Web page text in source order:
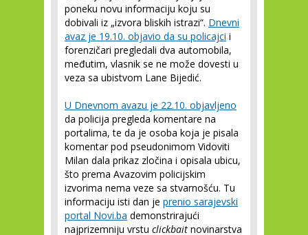
poneku novu informaciju koju su
dobivali iz „izvora bliskih istrazi“. Dnevni
avaz je 19.10. objavio da su policajci i
forenzičari pregledali dva automobila,
međutim, vlasnik se ne može dovesti u
veza sa ubistvom Lane Bijedić.
U Dnevnom avazu je 22.10. objavljeno
da policija pregleda komentare na
portalima, te da je osoba koja je pisala
komentar pod pseudonimom Vidoviti
Milan dala prikaz zločina i opisala ubicu,
što prema Avazovim policijskim
izvorima nema veze sa stvarnošću. Tu
informaciju isti dan je prenio sarajevski
portal Novi.ba demonstrirajući
najprizemniju vrstu clickbait novinarstva